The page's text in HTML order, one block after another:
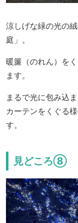
涼しげな緑の光の
庭」。
暖簾（のれん）を
ます。
まるで光に包み込
カーテンをくぐる
す。
見どころ⑧